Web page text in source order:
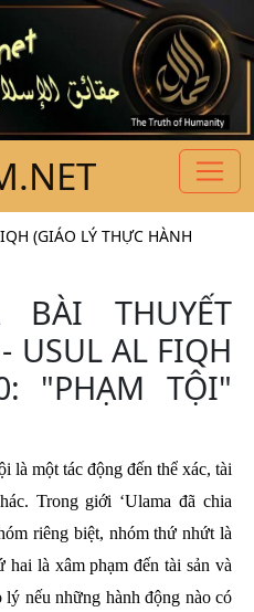
(GIÁO LÝ THỰC HÀNH
THUYẾT
USUL AL FIQH
"PHẠM TỘI"
là một tác động đến thể xác, tài
Trong giới ‘Ulama đã chia
riêng biệt, nhóm thứ nhứt là
hai là xâm phạm đến tài sản và
nếu những hành động nào có